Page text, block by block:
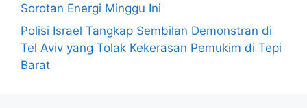
Sorotan Energi Minggu Ini
Polisi Israel Tangkap Sembilan Demonstran di
Tel Aviv yang Tolak Kekerasan Pemukim di Tepi
Barat